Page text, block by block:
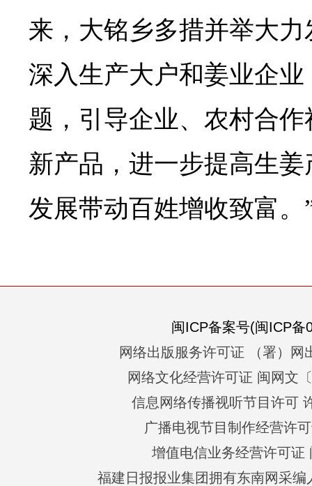
来，大铭乡多措并举大
深入生产大户和姜业企
题，引导企业、农村合
新产品，进一步提高生
发展带动百姓增收致富。
闽ICP备案号(闽ICP备
网络出版服务许可证 （署）网
网络文化经营许可证 闽网文
信息网络传播视听节目许可
广播电视节目制作经营许
增值电信业务经营许可证
福建日报报业集团拥有东南网采